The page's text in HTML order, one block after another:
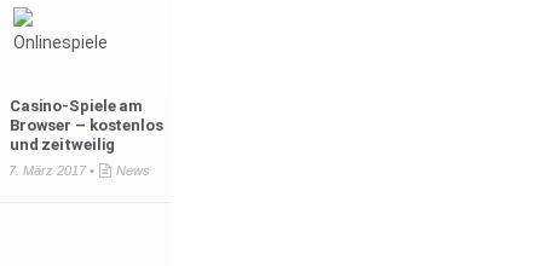
Casino-Spiele am
Browser – kostenlos
und zeitweilig
7. März 2017 • News